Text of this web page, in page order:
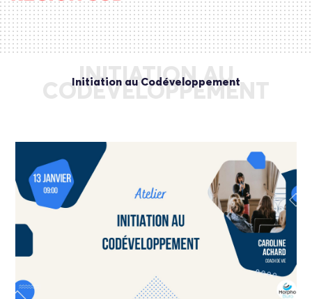
INITIATION AU
CODÉVELOPPEMENT
Initiation au Codéveloppement